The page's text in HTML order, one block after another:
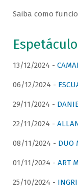
Saiba como
13/12/2024 -
06/12/2024 -
29/11/2024 -
22/11/2024 -
08/11/2024 - DUO
01/11/2024 - ART
25/10/2024 -